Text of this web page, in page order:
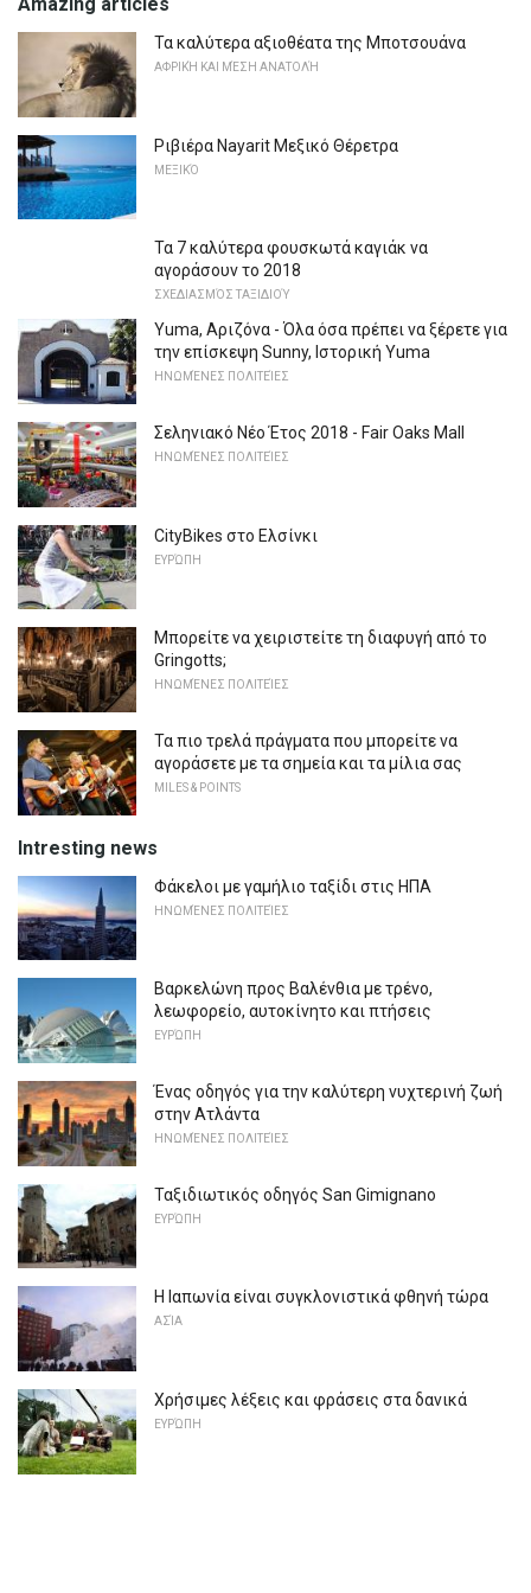
Τα καλύτερα αξιοθέατα της Μποτσουάνα
ΑΦΡΙΚΉ ΚΑΙ ΜΈΣΗ ΑΝΑΤΟΛΉ
Ριβιέρα Nayarit Μεξικό Θέρετρα
ΜΕΞΙΚΌ
Τα 7 καλύτερα φουσκωτά καγιάκ να
αγοράσουν το 2018
ΣΧΕΔΙΑΣΜΌΣ ΤΑΞΙΔΙΟΎ
Yuma, Αριζόνα - Όλα όσα πρέπει να ξέρετε για
την επίσκεψη Sunny, Ιστορική Yuma
ΗΝΩΜΈΝΕΣ ΠΟΛΙΤΕΊΕΣ
Σεληνιακό Νέο Έτος 2018 - Fair Oaks Mall
ΗΝΩΜΈΝΕΣ ΠΟΛΙΤΕΊΕΣ
CityBikes στο Ελσίνκι
ΕΥΡΏΠΗ
Μπορείτε να χειριστείτε τη διαφυγή από το
Gringotts;
ΗΝΩΜΈΝΕΣ ΠΟΛΙΤΕΊΕΣ
Τα πιο τρελά πράγματα που μπορείτε να
αγοράσετε με τα σημεία και τα μίλια σας
MILES & POINTS
Intresting news
Φάκελοι με γαμήλιο ταξίδι στις ΗΠΑ
ΗΝΩΜΈΝΕΣ ΠΟΛΙΤΕΊΕΣ
Βαρκελώνη προς Βαλένθια με τρένο,
λεωφορείο, αυτοκίνητο και πτήσεις
ΕΥΡΏΠΗ
Ένας οδηγός για την καλύτερη νυχτερινή ζωή
στην Ατλάντα
ΗΝΩΜΈΝΕΣ ΠΟΛΙΤΕΊΕΣ
Ταξιδιωτικός οδηγός San Gimignano
ΕΥΡΏΠΗ
Η Ιαπωνία είναι συγκλονιστικά φθηνή τώρα
ΑΣΊΑ
Χρήσιμες λέξεις και φράσεις στα δανικά
ΕΥΡΏΠΗ